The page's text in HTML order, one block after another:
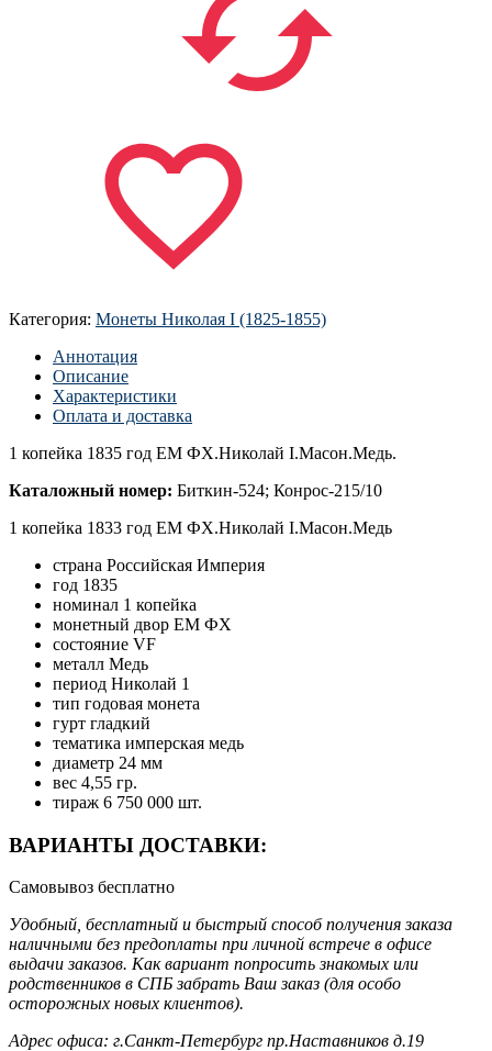
Категория: Монеты Николая I (1825-1855)
Аннотация
Описание
Характеристики
Оплата и доставка
1 копейка 1835 год ЕМ ФХ.Николай I.Масон.Медь.
Каталожный номер: Биткин-524; Конрос-215/10
1 копейка 1833 год ЕМ ФХ.Николай I.Масон.Медь
страна Российская Империя
год 1835
номинал 1 копейка
монетный двор ЕМ ФХ
состояние VF
металл Медь
период Николай 1
тип годовая монета
гурт гладкий
тематика имперская медь
диаметр 24 мм
вес 4,55 гр.
тираж 6 750 000 шт.
ВАРИАНТЫ ДОСТАВКИ:
Самовывоз бесплатно
Удобный, бесплатный и быстрый способ получения заказа
наличными без предоплаты при личной встрече в офисе
выдачи заказов. Как вариант попросить знакомых или
родственников в СПБ забрать Ваш заказ (для особо
осторожных новых клиентов).
Адрес офиса: г.Санкт-Петербург пр.Наставников д.19